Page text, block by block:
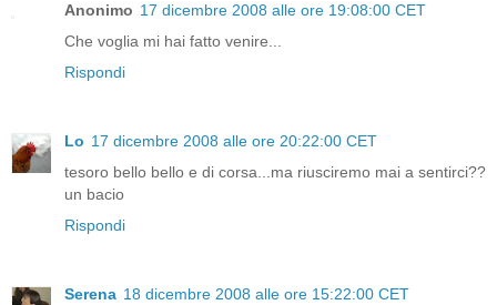
Anonimo 17 dicembre 2008 alle ore 19:08:00 CET
Che voglia mi hai fatto venire...
Rispondi
Lo 17 dicembre 2008 alle ore 20:22:00 CET
tesoro bello bello e di corsa...ma riusciremo mai a sentirci??
un bacio
Rispondi
Serena 18 dicembre 2008 alle ore 15:22:00 CET